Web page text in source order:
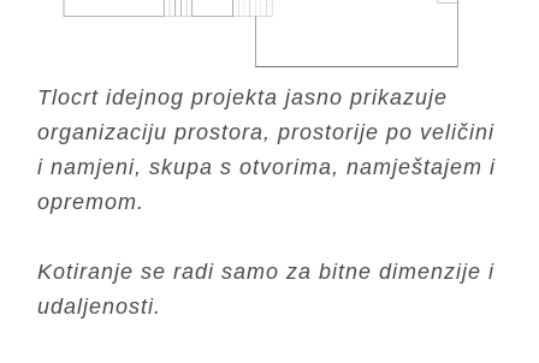
Tlocrt idejnog projekta jasno prikazuje
organizaciju prostora, prostorije po veličini
i namjeni, skupa s otvorima, namještajem i
opremom.
Kotiranje se radi samo za bitne dimenzije i
udaljenosti.